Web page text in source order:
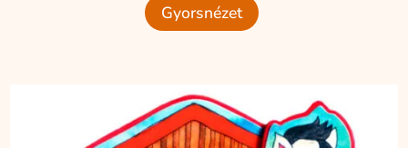
Gyorsnézet